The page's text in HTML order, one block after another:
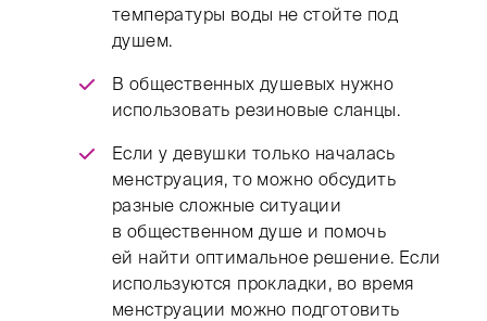
температуры воды не стойте под
душем.
В общественных душевых нужно
использовать резиновые сланцы.
Если у девушки только началась
менструация, то можно обсудить
разные сложные ситуации
в общественном душе и помочь
ей найти оптимальное решение. Если
используются прокладки, во время
менструации можно подготовить